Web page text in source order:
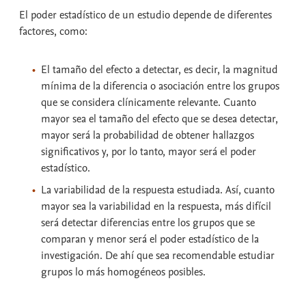
El poder estadísticode un estudio depende de diferentes
factores, como:
El tamaño del efecto a detectar, es decir, la magnitud
mínima de la diferencia o asociación entre los grupos
que se considera clínicamente relevante. Cuanto
mayor sea el tamaño del efecto que se desea detectar,
mayor será la probabilidad de obtener hallazgos
significativos y, por lo tanto, mayor será el poder
estadístico.
Lavariabilidad de la respuesta estudiada. Así, cuanto
mayor sea la variabilidad en la respuesta, más difícil
será detectar diferencias entre los grupos que se
comparan y menor será el poder estadístico de la
investigación. De ahí que sea recomendable estudiar
grupos lo más homogéneos posibles.